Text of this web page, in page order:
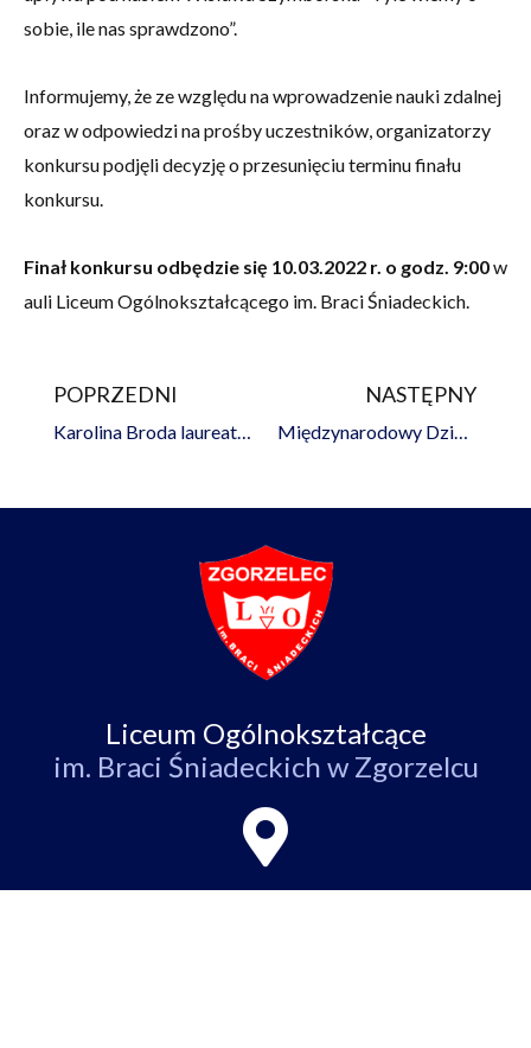
sobie, ile nas sprawdzono”.
Informujemy, że ze względu na wprowadzenie nauki zdalnej
oraz w odpowiedzi na prośby uczestników, organizatorzy
konkursu podjęli decyzję o przesunięciu terminu finału
konkursu.
Finał konkursu odbędzie się 10.03.2022 r. o godz. 9:00w
auli Liceum Ogólnokształcącego im. Braci Śniadeckich.
Prev
POPRZEDNI
Karolina Broda laureatką Ogólnopolskiego Konkursu Matematyczno-Plastycznego
NASTĘPNY
Międzynarodowy Dzień Języka Ojczystego
Liceum Ogólnokształcące
im. Braci Śniadeckich w Zgorzelcu